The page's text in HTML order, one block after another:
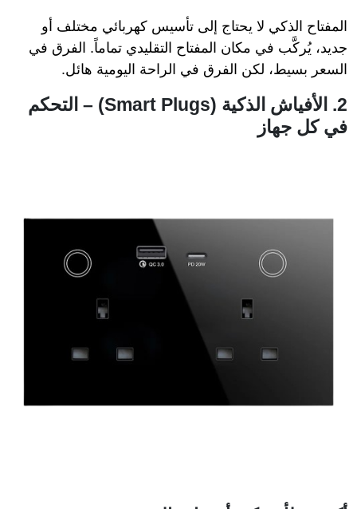
المفتاح الذكي لا يحتاج إلى تأسيس كهربائي مختلف أو
جديد، يُركَّب في مكان المفتاح التقليدي تماماً. الفرق في
السعر بسيط، لكن الفرق في الراحة اليومية هائل.
2. الأفياش الذكية (Smart Plugs) – التحكم
في كل جهاز